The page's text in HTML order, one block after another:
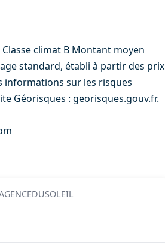
climat B Montant moyen
standard, établi à partir des prix
informations sur les risques
Géorisques : georisques.gouv.fr.